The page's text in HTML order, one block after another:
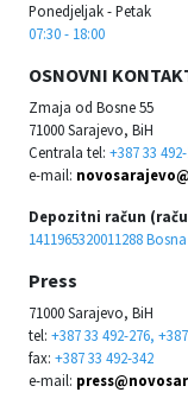
Ponedjeljak - Petak
07:30 - 18:00
OSNOVNI
Zmaja od Bosne 55
71000 Sarajevo, BiH
Centrala tel: +387 33
e-mail:
Depozitni račun
1411965320011288
Press
71000 Sarajevo, BiH
tel: +387 33 492-276,
fax: +387 33 492-342
e-mail: